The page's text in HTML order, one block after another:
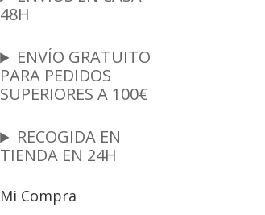
48H
ENVÍO GRATUITO
PARA PEDIDOS
SUPERIORES A 100€
RECOGIDA EN
TIENDA EN 24H
Mi Compra